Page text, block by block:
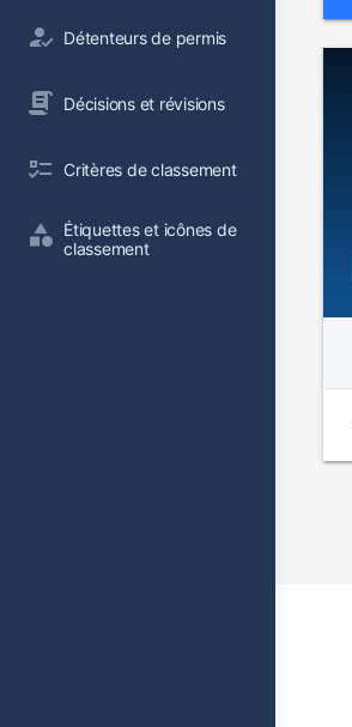
Détenteurs de permis
Décisions et révisions
Critères de classement
Étiquettes et icônes de
classement